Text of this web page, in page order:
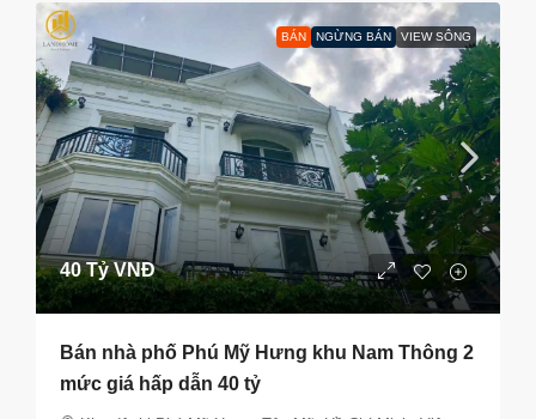
BÁN NGỪNG BÁN VIEW SÔNG
40 Tỷ VNĐ
Bán nhà phố Phú Mỹ Hưng khu Nam Thông 2
mức giá hấp dẫn 40 tỷ